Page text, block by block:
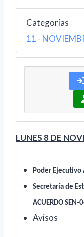
Categorias
11 -
LUNES 8 DE
Poder Ejecutivo
Secretaría de
ACUERDO
Avisos